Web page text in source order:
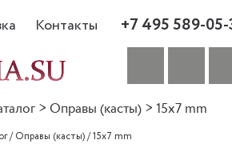
Контакты +7 495 589-
> Оправы (касты) > 15x7 mm
/Оправы (касты)/15x7 mm